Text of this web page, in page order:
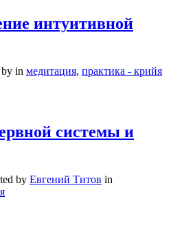
интуитивной
by in медитация, практика - крийя
системы и
by Евгений Титов in